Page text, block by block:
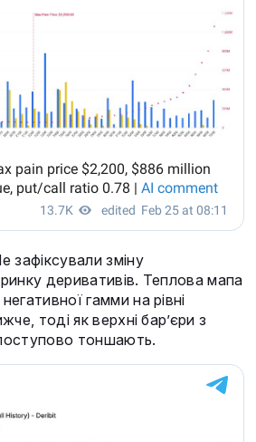
зафіксували зміну
деривативів. Теплова мапа
гамми на рівні
тоді як верхні бар’єри з
тоншають.